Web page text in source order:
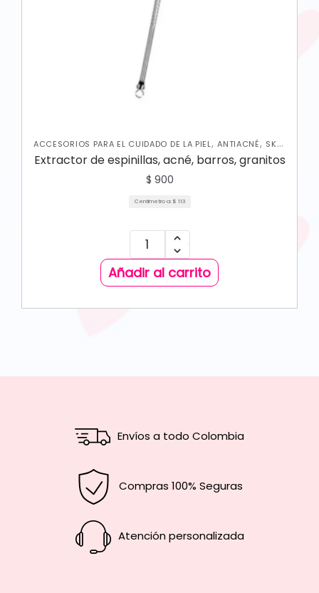
ACCESORIOS PARA EL CUIDADO DE LA PIEL,ANTIACNÉ, SKIN
CARE FACIAL
Extractor de espinillas, acné, barros, granitos
$ 900
Centimetro a: $ 113
Añadir al carrito
Envíos a todo Colombia
Compras 100% Seguras
Atención personalizada